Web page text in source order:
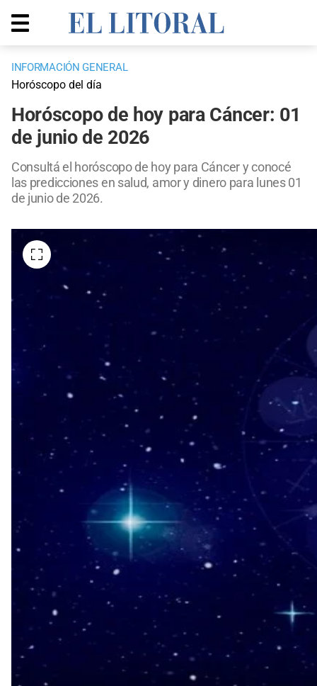
INFORMACIÓN GENERAL
Horóscopo del día
Horóscopo de hoy para Cáncer: 01
de junio de 2026
Consultá el horóscopo de hoy para Cáncer y conocé
las predicciones en salud, amor y dinero para lunes 01
de junio de 2026.